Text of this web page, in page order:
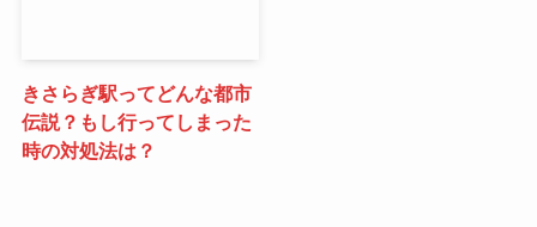
きさらぎ駅ってどんな都市
伝説？もし行ってしまった
時の対処法は？